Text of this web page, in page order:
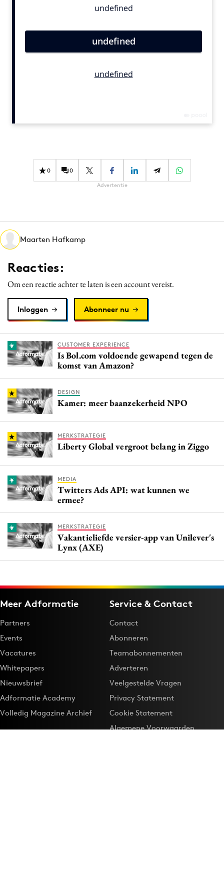
Contentmarketing
Effectiviteit
Gedragsverandering
Martech
Media
Merkstrategie
PR
Programmatic
Reputatie & crisis
0 0
Advertentie
Maarten Hafkamp
Reacties:
Om een reactie achter te laten is een account vereist.
Inloggen Abonneer nu
CUSTOMER EXPERIENCE
Is Bol.com voldoende gewapend tegen de
komst van Amazon?
DESIGN
Kamer: meer baanzekerheid NPO
MERKSTRATEGIE
Liberty Global vergroot belang in Ziggo
MEDIA
Twitters Ads API: wat kunnen we
ermee?
MERKSTRATEGIE
Vakantieliefde versier-app van Unilever's
Lynx (AXE)
Meer Adformatie
Partners
Events
Vacatures
Whitepapers
Nieuwsbrief
Adformatie Academy
Volledig Magazine Archief
Service & Contact
Contact
Abonneren
Teamabonnementen
Adverteren
Veelgestelde Vragen
Privacy Statement
Cookie Statement
Algemene Voorwaarden